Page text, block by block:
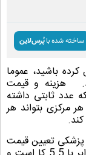
کرده باشید، عموما
هزینه و قیمت
عدد ثابتی داشته
مرکزی بتواند هر
پزشکی تعیین قیمت